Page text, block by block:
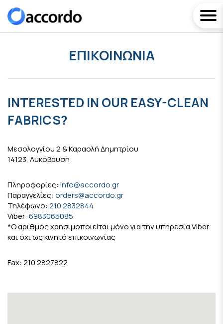
ΕΠΙΚΟΙΝΩΝΊΑ
INTERESTED IN OUR EASY-CLEAN
FABRICS?
Μεσολογγίου 2 & Καραολή Δημητρίου
14123, Λυκόβρυση
Πληροφορίες: info@accordo.gr
Παραγγελίες: orders@accordo.gr
Τηλέφωνο: 210 2832844
Viber: 6983065085
*Ο αριθμός χρησιμοποιείται μόνο για την υπηρεσία Viber
και όχι ως κινητό επικοινωνίας
Fax: 210 2827822